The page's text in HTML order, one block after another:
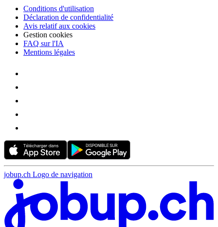
Conditions d'utilisation
Déclaration de confidentialité
Avis relatif aux cookies
Gestion cookies
FAQ sur l'IA
Mentions légales
jobup.ch Logo de navigation